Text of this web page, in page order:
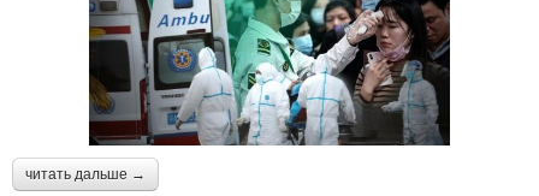
читать дальше →